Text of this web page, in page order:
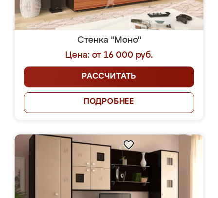
Стенка "Моно"
Цена: от 16 000 руб.
РАССЧИТАТЬ
ПОДРОБНЕЕ